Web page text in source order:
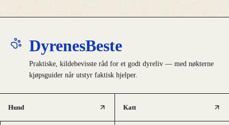
DyrenesBeste
Praktiske, kildebevisste råd for et godt dyreliv — med nøkterne
kjøpsguider når utstyr faktisk hjelper.
Hund Katt